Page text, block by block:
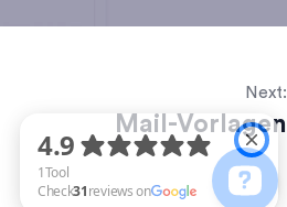
Next:
Mail-Vorlagen